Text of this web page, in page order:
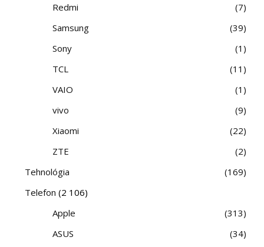
Redmi
7
Samsung
39
Sony
1
TCL
11
VAIO
1
vivo
9
Xiaomi
22
ZTE
2
Tehnológia
169
Telefon (2 106)
Apple
313
ASUS
34